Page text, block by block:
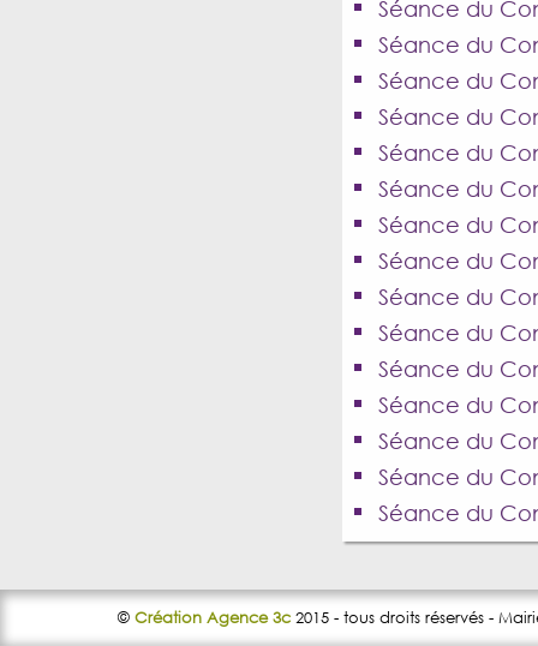
Séance du
Séance du
Séance du
Séance du
Séance du
Séance du
Séance du
Séance du
Séance du
Séance du
Séance du
Séance du
Séance du
Séance du
Séance du
© Création Agence 3c2015 - tous droits réservés -